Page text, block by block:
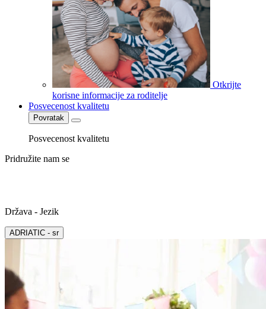
Otkrijte
korisne informacije za roditelje
Posvecenost kvalitetu
Povratak
Posvecenost kvalitetu
Pridružite nam se
Država - Jezik
ADRIATIC - sr